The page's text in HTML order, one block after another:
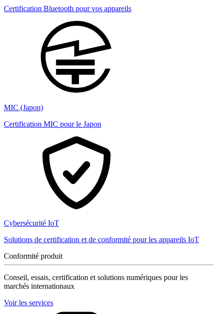
Certification Bluetooth pour vos appareils
MIC (Japon)
Certification MIC pour le Japon
Cybersécurité IoT
Solutions de certification et de conformité pour les appareils IoT
Conformité produit
Conseil, essais, certification et solutions numériques pour les
marchés internationaux
Voir les services